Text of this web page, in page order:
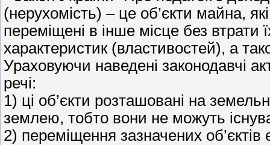
(нерухомість) – це об’єкти майна,
переміщені в інше місце без втрати
характеристик (властивостей), а
Ураховуючи наведені законодавчі
речі:
1) ці об’єкти розташовані на
землею, тобто вони не можуть
2) переміщення зазначених